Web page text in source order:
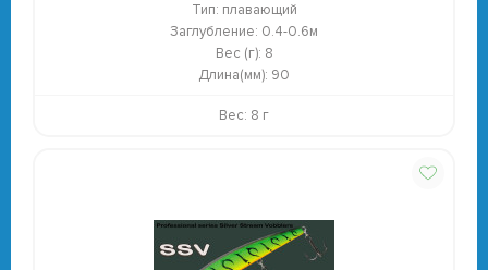
Тип: плавающий
Заглубление: 0.4-0.6м
Вес (г): 8
Длина(мм): 90
Вес: 8 г